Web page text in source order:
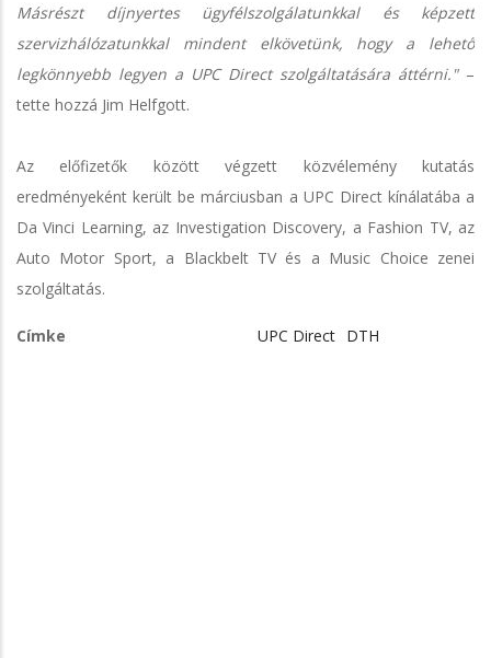
Másrészt díjnyertes ügyfélszolgálatunkkal és képzett
szervizhálózatunkkal mindent elkövetünk, hogy a lehető
legkönnyebb legyen a UPC Direct szolgáltatására áttérni."–
tette hozzá Jim Helfgott.
Az előfizetők között végzett közvélemény kutatás
eredményeként került be márciusban a UPC Direct kínálatába a
Da Vinci Learning, az Investigation Discovery, a Fashion TV, az
Auto Motor Sport, a Blackbelt TV és a Music Choice zenei
szolgáltatás.
Címke UPC Direct DTH